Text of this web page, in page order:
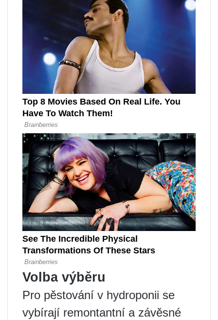
Volba výběru
Pro pěstování v hydroponii se
vybírají remontantní a závěsné